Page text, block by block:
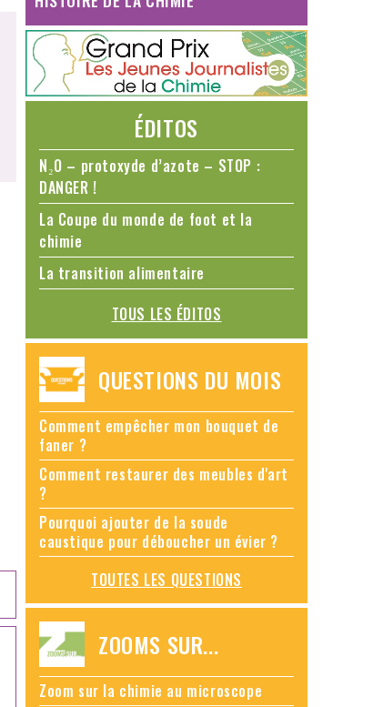
ÉDITOS
N₂O – protoxyde d’azote – STOP :
DANGER !
La Coupe du monde de foot et la
chimie
La transition alimentaire
TOUS LES ÉDITOS
QUESTIONS DU MOIS
Comment empêcher mon bouquet de
faner ?
Comment restaurer des meubles d'art
?
Pourquoi ajouter de la soude
caustique pour déboucher un évier ?
TOUTES LES QUESTIONS
ZOOMS SUR...
Zoom sur la chimie au microscope